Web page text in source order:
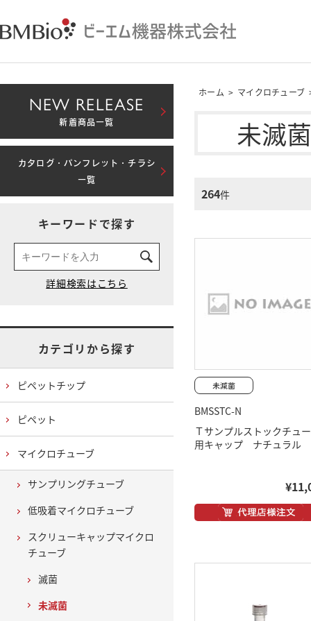
ホーム > マイクロチューブ
未滅菌
264件
BMSSTC-N
Ｔサンプルストックチュ
用キャップ ナチュラル
NEW RELEASE
新着商品一覧
カタログ・パンフレット・チラシ
一覧
キーワードで探す
カテゴリから探す
ピペットチップ
ピペット
マイクロチューブ
サンプリングチューブ
低吸着マイクロチューブ
スクリューキャップマイクロ
チューブ
滅菌
未滅菌